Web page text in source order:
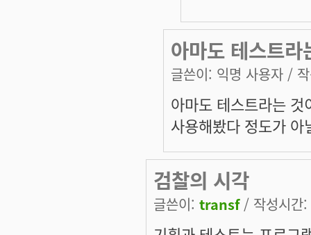
아마도 테스트라
글쓴이: 익명 사용자 /
아마도 테스트라는
사용해봤다 정도가
검찰의 시각
글쓴이: transf/ 작성시간